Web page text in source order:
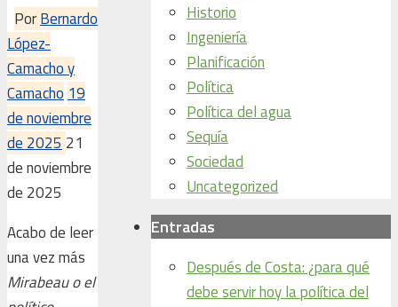
PorBernardo
López-
Camacho y
Camacho 19
de noviembre
de 2025 21
de noviembre
de 2025
Acabo de leer
una vez más
Mirabeau o el
Historio
Ingeniería
Planificación
Política
Política del agua
Sequía
Sociedad
Uncategorized
Entradas
Después de Costa: ¿para qué
debe servir hoy la política del